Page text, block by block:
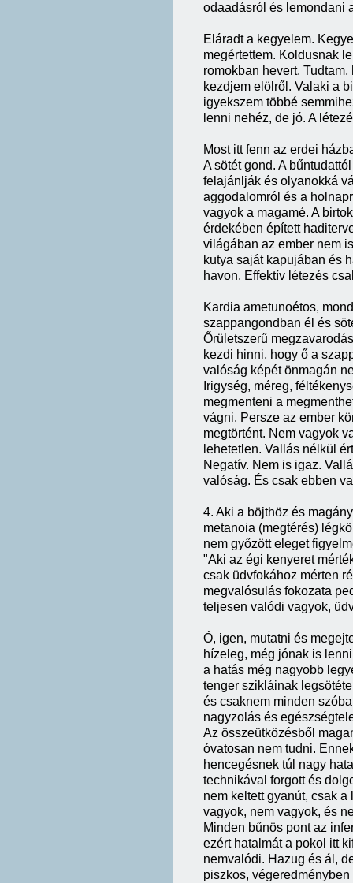
odaadásról és lemondani
Eláradt a kegyelem.
megértettem. Koldusnak
romokban hevert.
kezdjem elölről. Valaki a
igyekszem többé
lenni nehéz, de jó. A
Most itt fenn az erdei
A sötét gond. A
felajánlják és olyanokká
aggodalomról és a
vagyok a magamé. A
érdekében épített
világában az ember nem
kutya saját kapujában és
havon. Effektív létezés
Kardia ametunoétos,
szappangondban él és
Őrületszerű
kezdi hinni, hogy ő a
valóság képét önmagán
Irigység, méreg,
megmenteni a
vágni. Persze az ember
megtörtént. Nem vagyok
lehetetlen. Vallás nélkül
Negatív. Nem is igaz.
valóság. És csak ebben
4. Aki a böjthöz és
metanoia (megtérés)
nem győzött eleget
"Aki az égi kenyeret
csak üdvfokához mérten
megvalósulás fokozata
teljesen valódi vagyok,
Ó, igen, mutatni és
hízeleg, még jónak is
a hatás még nagyobb
tenger szikláinak
és csaknem minden
nagyzolás és
Az összeütközésből
óvatosan nem tudni.
hencegésnek túl nagy
technikával forgott és
nem keltett gyanút, csak
vagyok, nem vagyok, és
Minden bűnös pont az
ezért hatalmát a pokol itt
nemvalódi. Hazug és ál,
piszkos,